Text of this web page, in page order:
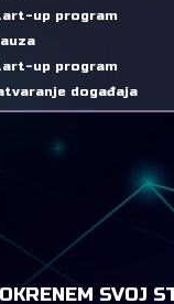
up program
up program
događaja
SVOJ